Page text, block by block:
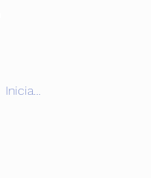
Iniciar sesión